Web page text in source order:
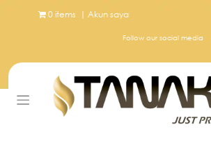
0 items | Akun saya
Follow our social